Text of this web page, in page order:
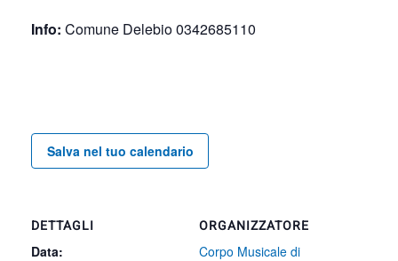
Info: Comune Delebio 0342685110
Salva nel tuo calendario
DETTAGLI
Data:
ORGANIZZATORE
Corpo Musicale di